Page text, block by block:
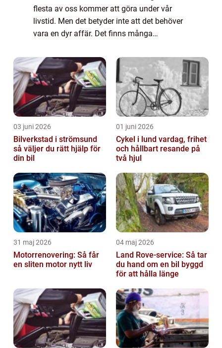
flesta av oss kommer att göra under vår
livstid. Men det betyder inte att det behöver
vara en dyr affär. Det finns många
alternativ för de som inte vill spendera...
03 juni 2026
Bilverkstad i strömsund
så väljer du rätt hjälp för
din bil
01 juni 2026
Cykel i lund vardag, frihet
och hållbart resande på
två hjul
31 maj 2026
Motorrenovering: Så får
en sliten motor nytt liv
04 maj 2026
Land Rove-service: Så tar
du hand om en bil byggd
för att hålla länge